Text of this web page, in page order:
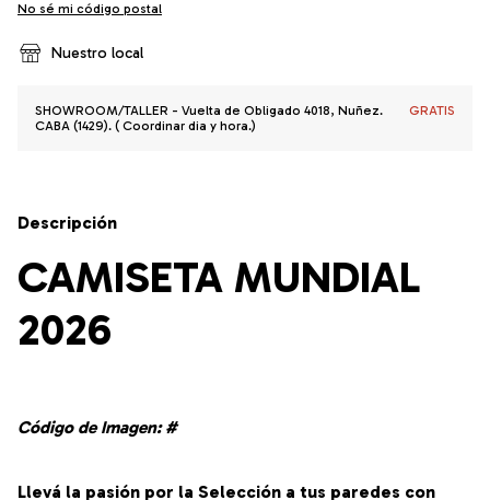
No sé mi código postal
Nuestro local
SHOWROOM/TALLER - Vuelta de Obligado 4018, Nuñez.
CABA (1429). ( Coordinar dia y hora.)
GRATIS
Descripción
CAMISETA MUNDIAL
2026
Código de Imagen: #
Llevá la pasión por la Selección a tus paredes con